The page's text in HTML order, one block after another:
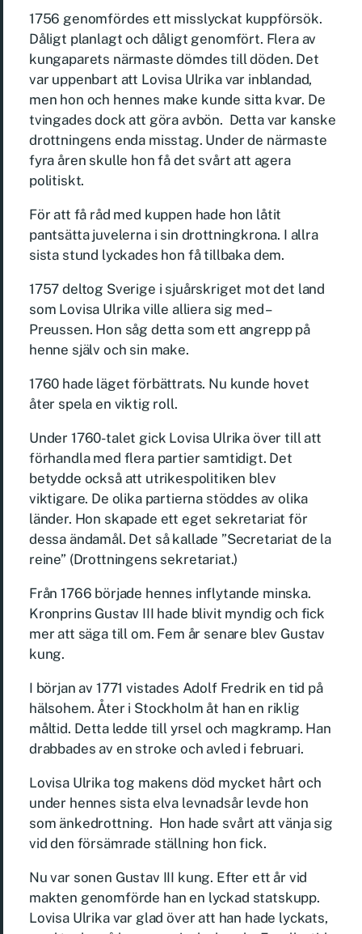
1756 genomfördes ett misslyckat kuppförsök.
Dåligt planlagt och dåligt genomfört. Flera av
kungaparets närmaste dömdes till döden. Det
var uppenbart att Lovisa Ulrika var inblandad,
men hon och hennes make kunde sitta kvar. De
tvingades dock att göra avbön. Detta var kanske
drottningens enda misstag. Under de närmaste
fyra åren skulle hon få det svårt att agera
politiskt.
För att få råd med kuppen hade hon låtit
pantsätta juvelerna i sin drottningkrona. I allra
sista stund lyckades hon få tillbaka dem.
1757 deltog Sverige i sjuårskriget mot det land
som Lovisa Ulrika ville alliera sig med –
Preussen. Hon såg detta som ett angrepp på
henne själv och sin make.
1760 hade läget förbättrats. Nu kunde hovet
åter spela en viktig roll.
Under 1760-talet gick Lovisa Ulrika över till att
förhandla med flera partier samtidigt. Det
betydde också att utrikespolitiken blev
viktigare. De olika partierna stöddes av olika
länder. Hon skapade ett eget sekretariat för
dessa ändamål. Det så kallade ”Secretariat de la
reine” (Drottningens sekretariat.)
Från 1766 började hennes inflytande minska.
Kronprins Gustav III hade blivit myndig och fick
mer att säga till om. Fem år senare blev Gustav
kung.
I början av 1771 vistades Adolf Fredrik en tid på
hälsohem. Åter i Stockholm åt han en riklig
måltid. Detta ledde till yrsel och magkramp. Han
drabbades av en stroke och avled i februari.
Lovisa Ulrika tog makens död mycket hårt och
under hennes sista elva levnadsår levde hon
som änkedrottning. Hon hade svårt att vänja sig
vid den försämrade ställning hon fick.
Nu var sonen Gustav III kung. Efter ett år vid
makten genomförde han en lyckad statskupp.
Lovisa Ulrika var glad över att han hade lyckats,